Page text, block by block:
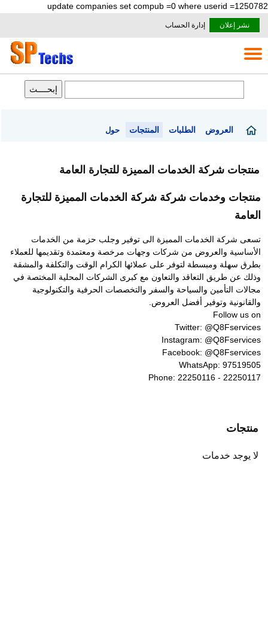
update companies set compub =0 where userid =1250782
نشر إعلان إدارة الحساب
العروض الطلبات المنتجات حول
منتجات شركة الخدمات المميزة للتجارة العامة
منتجات وخدمات شركة شركة الخدمات المميزة للتجارة
العامة
تسعى شركة الخدمات المميزة الى توفير وجلب حزمة من الخدمات
الأساسية والعروض من شركات وجهات مرخصة ومعتمدة وتقديمها للعملاء
بطرق سهلة ومبسطة لتوفر على عملائها الكرام الوقت والتكلفة والمشقة
وذلك عن طريق التعاقد والتعاون مع كبرى الشركات المحلية المختصة في
مجالات التأمين والسياحة والسفر والتخصصات الحرفية والتكنولوجية
والقانونية وتوفير أفضل العروض.
Follow us on
Twitter: @Q8Fservices
Instagram: @Q8Fservices
Facebook: @Q8Fservices
WhatsApp: 97519505
Phone: 22250116 - 22250117
منتجات
لا يوجد خدمات